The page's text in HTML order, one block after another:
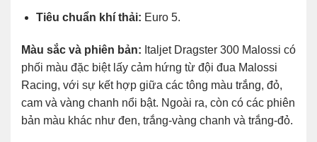
Tiêu chuẩn khí thải: Euro 5.
Màu sắc và phiên bản: Italjet Dragster 300 Malossi có
phối màu đặc biệt lấy cảm hứng từ đội đua Malossi
Racing, với sự kết hợp giữa các tông màu trắng, đỏ,
cam và vàng chanh nổi bật. Ngoài ra, còn có các phiên
bản màu khác như đen, trắng-vàng chanh và trắng-đỏ.